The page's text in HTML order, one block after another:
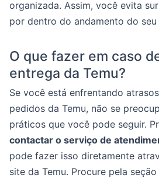
organizada. Assim, você evita
por dentro do andamento do
O que fazer em caso
entrega da Temu?
Se você está enfrentando
pedidos da Temu, não se
práticos que você pode seguir.
contactar o serviço de
pode fazer isso diretamente
site da Temu. Procure pela seção